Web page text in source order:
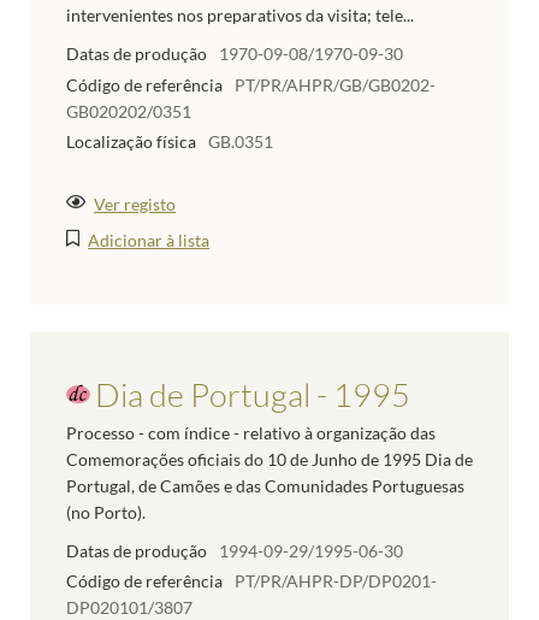
intervenientes nos preparativos da visita; tele...
Datas de produção
1970-09-08/1970-09-30
Código de referência
PT/PR/AHPR/GB/GB0202-
GB020202/0351
Localização física GB.0351
Ver registo
Adicionar à lista
Dia de Portugal - 1995
Processo - com índice - relativo à organização das
Comemorações oficiais do 10 de Junho de 1995 Dia de
Portugal, de Camões e das Comunidades Portuguesas
(no Porto).
Datas de produção
1994-09-29/1995-06-30
Código de referência
PT/PR/AHPR-DP/DP0201-
DP020101/3807